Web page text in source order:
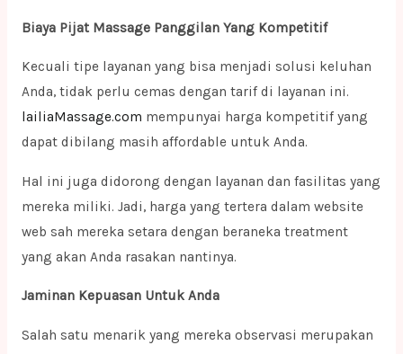
Biaya Pijat Massage Panggilan Yang Kompetitif
Kecuali tipe layanan yang bisa menjadi solusi keluhan
Anda, tidak perlu cemas dengan tarif di layanan ini.
lailiaMassage.com mempunyai harga kompetitif yang
dapat dibilang masih affordable untuk Anda.
Hal ini juga didorong dengan layanan dan fasilitas yang
mereka miliki. Jadi, harga yang tertera dalam website
web sah mereka setara dengan beraneka treatment
yang akan Anda rasakan nantinya.
Jaminan Kepuasan Untuk Anda
Salah satu menarik yang mereka observasi merupakan